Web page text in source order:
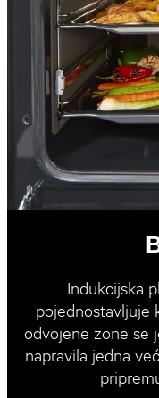
Indukcijska
pojednostavljuje
odvojene zone se
napravila jedna